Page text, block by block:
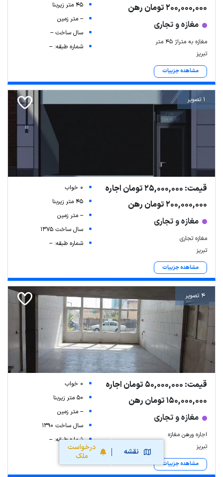
نقشه
درخواست
ملک
200,000,000 تومان رهن
مغازه و تجاری
مغازه به متراژ 45 متر
تبریز
مشاهده جزییات
45 متر زیربنا
-- متر زمین
سال ساخت --
شماره طبقه: --
1 تصویر
قیمت: 25,000,000 تومان اجاره
200,000,000 تومان رهن
مغازه و تجاری
مغازه تجاری
تبریز
مشاهده جزییات
0 خواب
45 متر زیربنا
-- متر زمین
سال ساخت 1375
شماره طبقه: --
4 تصویر
قیمت: 50,000,000 تومان اجاره
150,000,000 تومان رهن
مغازه و تجاری
اجاره ورهن مغازه
تبریز
مشاهده جزییات
0 خواب
50 متر زیربنا
-- متر زمین
سال ساخت 1390
شماره طبقه: --